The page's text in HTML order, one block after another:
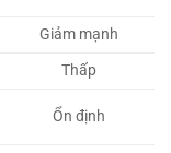
Giảm mạnh
Thấp
Ổn định